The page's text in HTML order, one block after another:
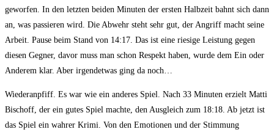
geworfen. In den letzten beiden Minuten der ersten Halbzeit bahnt sich dann
an, was passieren wird. Die Abwehr steht sehr gut, der Angriff macht seine
Arbeit. Pause beim Stand von 14:17. Das ist eine riesige Leistung gegen
diesen Gegner, davor muss man schon Respekt haben, wurde dem Ein oder
Anderem klar. Aber irgendetwas ging da noch…
Wiederanpfiff. Es war wie ein anderes Spiel. Nach 33 Minuten erzielt Matti
Bischoff, der ein gutes Spiel machte, den Ausgleich zum 18:18. Ab jetzt ist
das Spiel ein wahrer Krimi. Von den Emotionen und der Stimmung